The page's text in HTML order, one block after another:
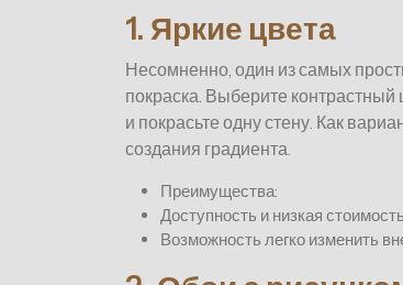
1. Яркие цвета
Несомненно, один из самых
покраска. Выберите контрастный
и покрасьте одну стену. Как
создания градиента.
Преимущества:
Доступность и низкая
Возможность легко изменить